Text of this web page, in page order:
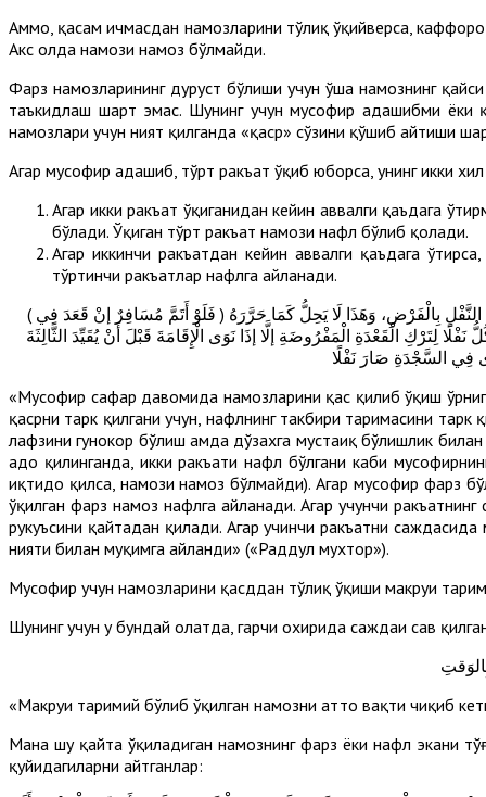
Аммо, қасам ичмасдан намозларини тўлиқ ўқийверса,
Акс ҳолда намози намоз бўлмайди.
Фарз намозларининг дуруст бўлиши учун ўша намознинг
таъкидлаш шарт эмас. Шунинг учун мусофир адашибми ёки
намозлари учун ният қилганда «қаср» сўзини қўшиб айтиши
Агар мусофир адашиб, тўрт ракъат ўқиб юборса, унинг икки хил
Агар икки ракъат ўқиганидан кейин аввалги қаъдага
бўлади. Ўқиган тўрт ракъат намози нафл бўлиб қолади.
Агар иккинчи ракъатдан кейин аввалги қаъдага
тўртинчи ракъатлар нафлга айланади.
( فَلَوْ أَتَمَّ مُسَافِرٌ إنْ قَعَدَ فِي ) الْقَعْدَةِ ( الْأُولَى تَمَّ فَرْضُهُ وَ ) لَكِنَّهُ ( أَسَاءَ ) لَوْ عَامِدًا لِتَأْخِيرِ السَّلَامِ وَتَرْكِ وَاجِبِ الْقَصْرِ وَوَاجِبِ تَكْبِيرَةِ افْتِتَاحِ النَّفْلِ وَخَلْطِ النَّفْلِ بِالْفَرْضِ، وَهَذَا لَا يَحِلُّ كَمَا حَرَّرَهُ
لِتَرْكِ الْقَعْدَةِ الْمَفْرُوضَةِ إلَّا إذَا نَوَى الْإِقَامَةَ قَبْلَ أَنْ يُقَيِّدَ الثَّالِثَةَ
«Мусофир сафар давомида намозларини қас қилиб ўқиш
қасрни тарк қилгани учун, нафлнинг такбири таҳримасини
лафзини гуноҳкор бўлиш ҳамда дўзахга мустаҳиқ бўлишлик
адо қилинганда, икки ракъати нафл бўлгани каби
иқтидо қилса, намози намоз бўлмайди). Агар мусофир фарз
ўқилган фарз намоз нафлга айланади. Агар учунчи
рукуъсини қайтадан қилади. Агар учинчи ракъатни
нияти билан муқимга айланди» («Раддул мухтор»).
Мусофир учун намозларини қасддан тўлиқ ўқиши макруҳи
Шунинг учун у бундай ҳолатда, гарчи охирида саждаи саҳв
«Макруҳи таҳримий бўлиб ўқилган намозни ҳатто вақти чиқиб
Мана шу қайта ўқиладиган намознинг фарз ёки нафл экани
қуйидагиларни айтганлар: